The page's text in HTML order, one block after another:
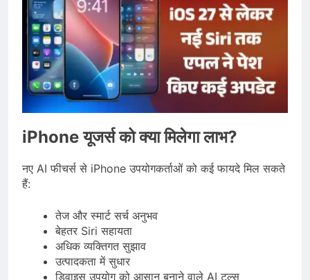
iPhone यूजर्स को क्या मिलेगा लाभ?
नए AI फीचर्स से iPhone उपयोगकर्ताओं को कई फायदे मिल सकते
हैं:
तेज और स्मार्ट सर्च अनुभव
बेहतर Siri सहायता
अधिक व्यक्तिगत सुझाव
उत्पादकता में सुधार
डिवाइस उपयोग को आसान बनाने वाले AI टूल्स